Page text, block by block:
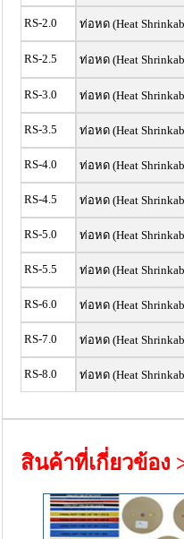
RS-2.0 ท่อหด (Heat
RS-2.5 ท่อหด (Heat
RS-3.0 ท่อหด (Heat
RS-3.5 ท่อหด (Heat
RS-4.0 ท่อหด (Heat
RS-4.5 ท่อหด (Heat
RS-5.0 ท่อหด (Heat
RS-5.5 ท่อหด (Heat
RS-6.0 ท่อหด (Heat
RS-7.0 ท่อหด (Heat
RS-8.0 ท่อหด (Heat
สินค้าที่เกี่ยวข้อง